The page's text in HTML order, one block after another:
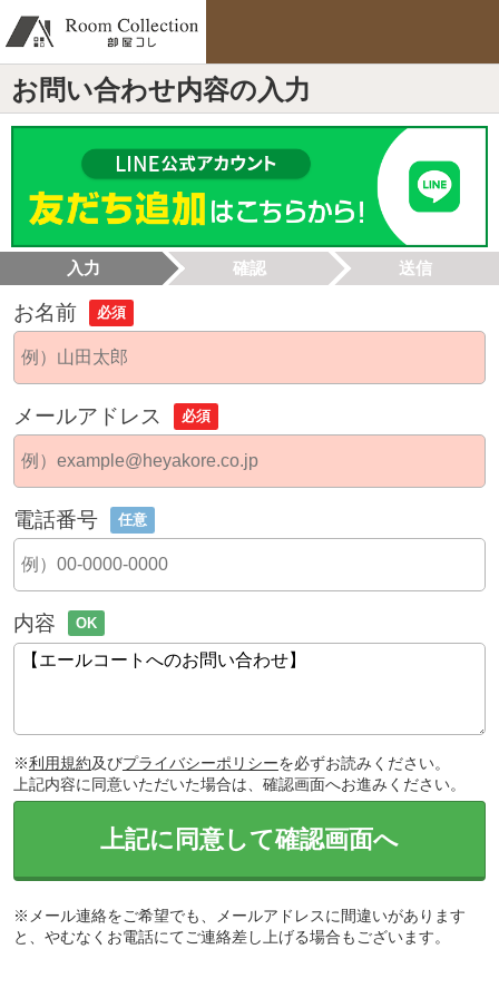
お問い合わせ内容の入力
入力 確認 送信
お名前 必須
メールアドレス 必須
電話番号 任意
内容 OK
※利用規約及びプライバシーポリシーを必ずお読みください。
上記内容に同意いただいた場合は、確認画面へお進みください。
上記に同意して確認画面へ
※メール連絡をご希望でも、メールアドレスに間違いがあります
と、やむなくお電話にてご連絡差し上げる場合もございます。